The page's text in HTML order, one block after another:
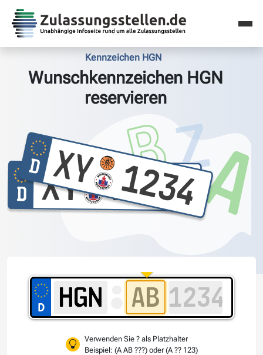
Kennzeichen HGN
Wunschkennzeichen HGN
reservieren
Verwenden Sie ? als Platzhalter
Beispiel: (A AB ???) oder (A ?? 123)